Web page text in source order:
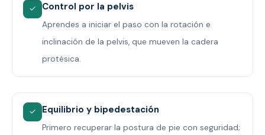
✓ Control por la pelvis
Aprendes a iniciar el paso con la rotación e
inclinación de la pelvis, que mueven la cadera
protésica.
✓ Equilibrio y bipedestación
Primero recuperar la postura de pie con seguridad;